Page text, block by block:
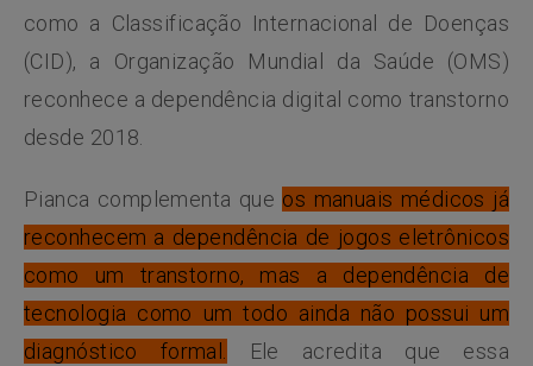
como a Classificação Internacional de Doenças
(CID), a Organização Mundial da Saúde (OMS)
reconhece a dependência digital como transtorno
desde 2018.
Pianca complementa que os manuais médicos já
reconhecem a dependência de jogos eletrônicos
como um transtorno, mas a dependência de
tecnologia como um todo ainda não possui um
diagnóstico formal.
Ele acredita que essa